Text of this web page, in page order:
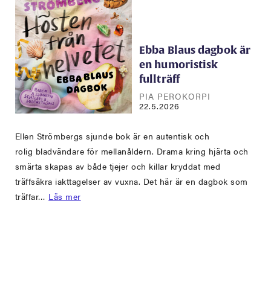
Ebba Blaus dagbok är
en humoristisk
fullträff
PIA PEROKORPI
22.5.2026
Ellen Strömbergs sjunde bok är en autentisk och
rolig bladvändare för mellanåldern. Drama kring hjärta och
smärta skapas av både tjejer och killar kryddat med
träffsäkra iakttagelser av vuxna. Det här är en dagbok som
träffar… Läs mer